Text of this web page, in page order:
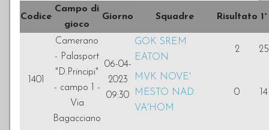
VOLLEURHOPE
ACCEDI
Codice
Campo di
gioco
Giorno Squadre Risultato 1°
1401
Camerano
- Palasport
"D.Principi"
- campo 1 -
Via
Bagacciano
06-04-
2023
09:30
GOK SREM
EATON
2 25
MVK NOVE'
MESTO NAD
VA'HOM
0 14